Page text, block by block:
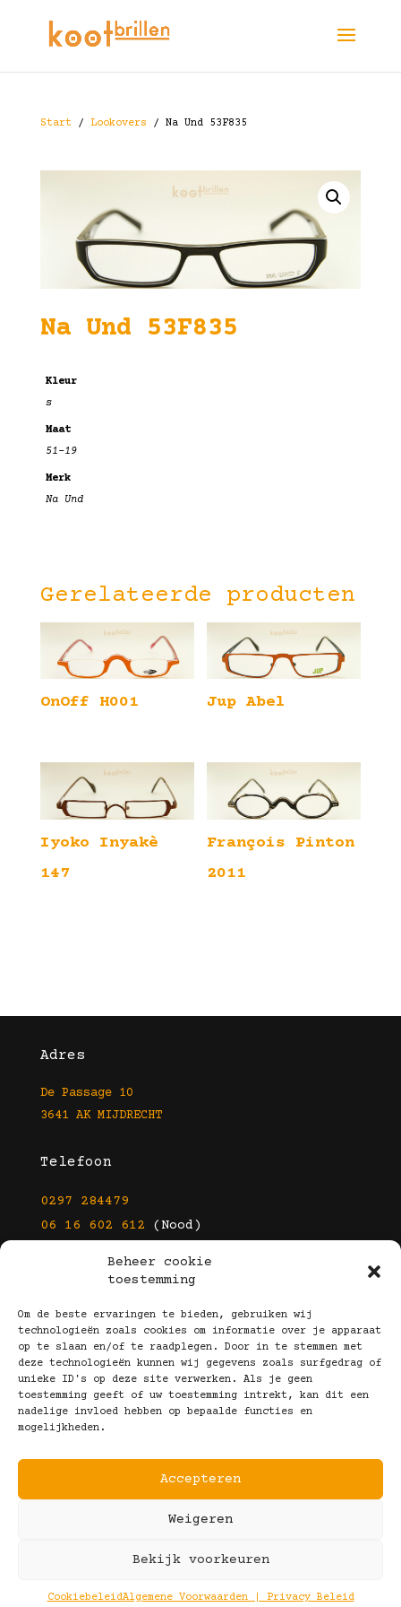
Beheer cookie
toestemming
Om de beste ervaringen te bieden, gebruiken wij
technologieën zoals cookies om informatie over je apparaat
op te slaan en/of te raadplegen. Door in te stemmen met
deze technologieën kunnen wij gegevens zoals surfgedrag of
unieke ID's op deze site verwerken. Als je geen
toestemming geeft of uw toestemming intrekt, kan dit een
nadelige invloed hebben op bepaalde functies en
mogelijkheden.
Accepteren
Weigeren
Bekijk voorkeuren
CookiebeleidAlgemene Voorwaarden | Privacy Beleid
Start/ Lookovers / Na Und 53F835
Na Und 53F835
Kleur
s
Maat
51-19
Merk
Na Und
Gerelateerde producten
OnOff H001 Jup Abel
Iyoko Inyakè
147
François Pinton
2011
Adres
De Passage 10
3641 AK MIJDRECHT
Telefoon
0297 284479
06 16 602 612 (Nood)
info@kootbrillen.nl
Volg Ons!
Copyright © 2025 Koot Brillen
Algemene Voorwaarden